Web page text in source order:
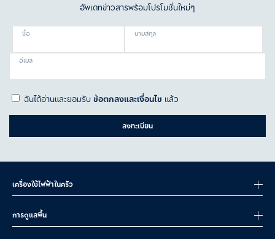
อัพเดทข่าวสารพร้อมโปรโมชั่นใหม่ๆ
ชื่อ นามสกุล
อีเมล
ฉันได้อ่านและยอมรับข้อตกลงและเงื่อนไข แล้ว
ลงทะเบียน
เครื่องใช้ไฟฟ้าในครัว
การดูแลพื้น